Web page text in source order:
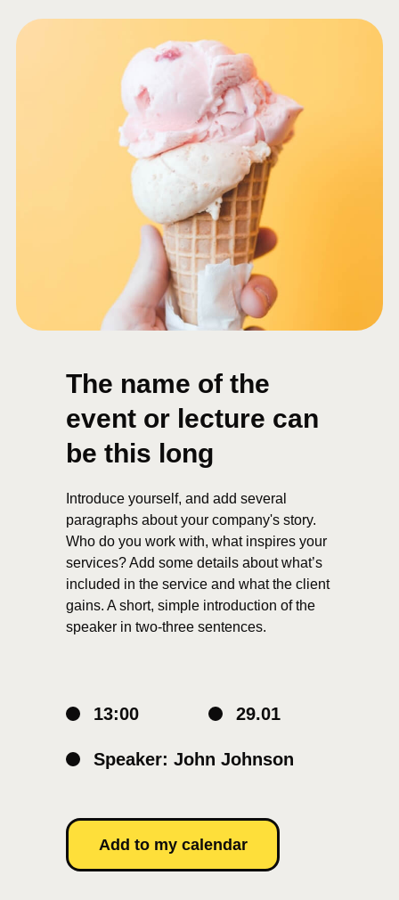
Introduce yourself, and add several
paragraphs about your company's story.
Who do you work with, what inspires your
services? Add some details about what’s
included in the service and what the client
gains. A short, simple introduction of the
speaker in two-three sentences.
The name of the
event or lecture can
be this long
Add to my calendar
13:00
Speaker: John Johnson
29.01